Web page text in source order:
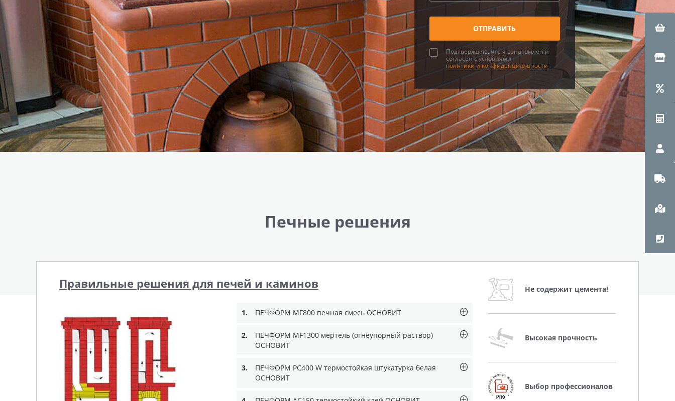
Подтверждаю, что я ознакомлен и
согласен с условиями
политики и конфиденциальности
Печные решения
Правильные решения для печей и каминов
1. ПЕЧФОРМ MF800 печная смесь ОСНОВИТ
2.
ПЕЧФОРМ MF1300 мертель (огнеупорный раствор)
ОСНОВИТ
3.
ПЕЧФОРМ PC400 W термостойкая штукатурка белая
ОСНОВИТ
Не содержит цемента!
Высокая прочность
Выбор профессионалов